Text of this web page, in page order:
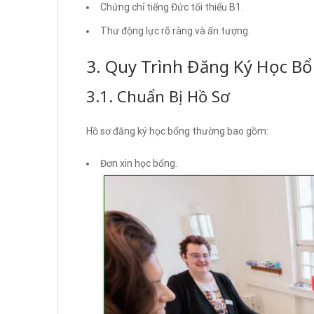
Chứng chỉ tiếng Đức tối thiểu B1.
Thư động lực rõ ràng và ấn tượng.
3. Quy Trình Đăng Ký Học
3.1. Chuẩn Bị Hồ Sơ
Hồ sơ đăng ký học bổng thường bao gồm:
Đơn xin học bổng.